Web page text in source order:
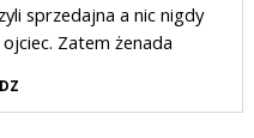
sprzedajna a nic nigdy
Zatem żenada